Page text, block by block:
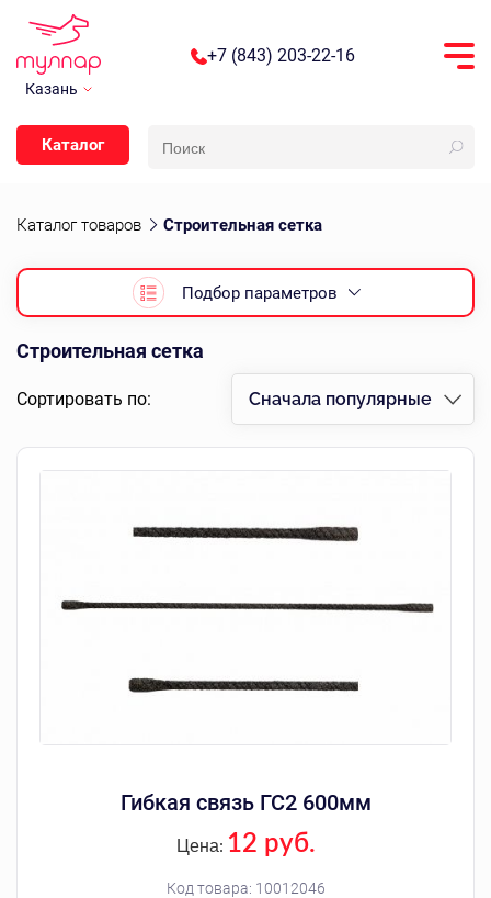
Казань
+7 (843) 203-22-16
Каталог
Каталог товаров Строительная сетка
Подбор параметров
Строительная сетка
Сортировать по: Сначала популярные
Гибкая связь ГС2 600мм
Код товара: 10012046
Цена: 12 руб.